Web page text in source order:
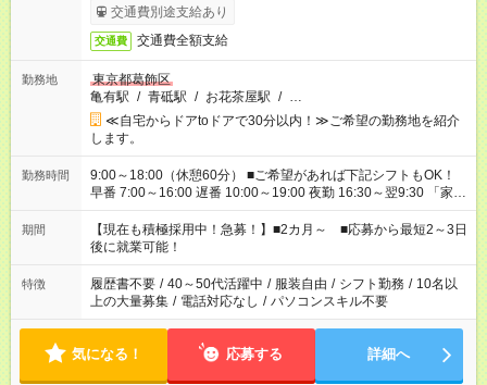
交通費別途支給あり
交通費 交通費全額支給
勤務地
東京都葛飾区
亀有駅 / 青砥駅 / お花茶屋駅 / …
≪自宅からドアtoドアで30分以内！≫ご希望の勤務地を紹介
します。
勤務時間
9:00～18:00（休憩60分） ■ご希望があれば下記シフトもOK！
早番 7:00～16:00 遅番 10:00～19:00 夜勤 16:30～翌9:30 「家族
と休みを合わせたい」 「余裕を持って夕飯の準備がしたい」
「できれば残業はしたくない」 など、ご希望を教えてください
ね。 ※Wワーク希望の方へ 今ご覧のお仕事で希望する勤務時間
と、もう1つのお仕事の勤務時間。 合計で週40時間を超える場
合は応募できません。
期間
【現在も積極採用中！急募！】■2カ月～ ■応募から最短2～3日
後に就業可能！
特徴 履歴書不要 / 40～50代活躍中 / 服装自由 / シフト勤務 / 10名以
上の大量募集 / 電話対応なし / パソコンスキル不要
気になる！ 応募する 詳細へ